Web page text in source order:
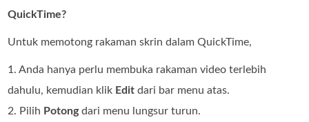
QuickTime?
Untuk memotong rakaman skrin dalam QuickTime,
1. Anda hanya perlu membuka rakaman video terlebih
dahulu, kemudian klik Edit dari bar menu atas.
2. Pilih Potongdari menu lungsur turun.